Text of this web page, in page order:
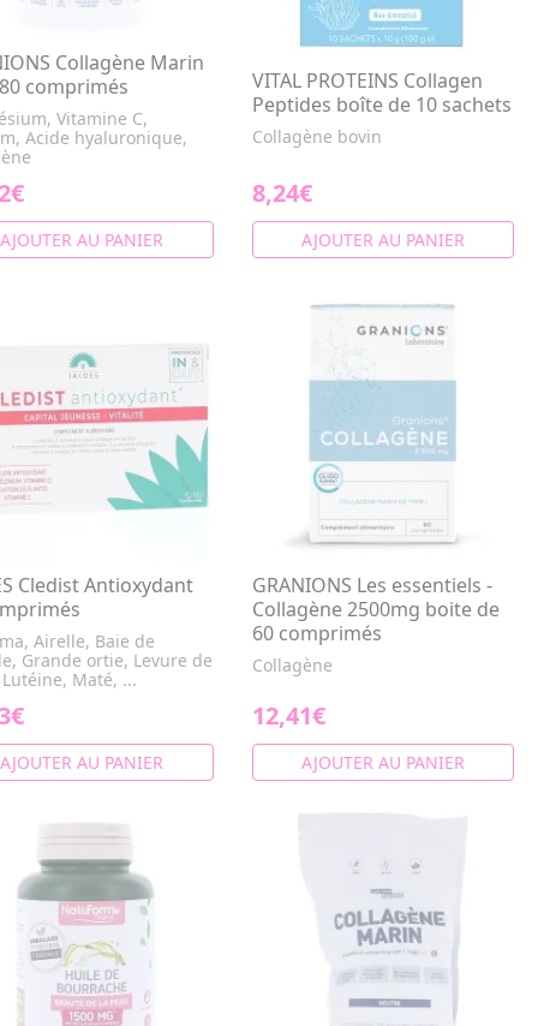
Collagène Marin
comprimés
Vitamine C,
Acide hyaluronique,
AJOUTER AU PANIER
VITAL PROTEINS Collagen
Peptides boîte de 10 sachets
Collagène bovin
8,24€
AJOUTER AU PANIER
Cledist Antioxydant
Airelle, Baie de
Grande ortie, Levure de
Maté, ...
AJOUTER AU PANIER
GRANIONS Les essentiels -
Collagène 2500mg boite de
60 comprimés
Collagène
12,41€
AJOUTER AU PANIER